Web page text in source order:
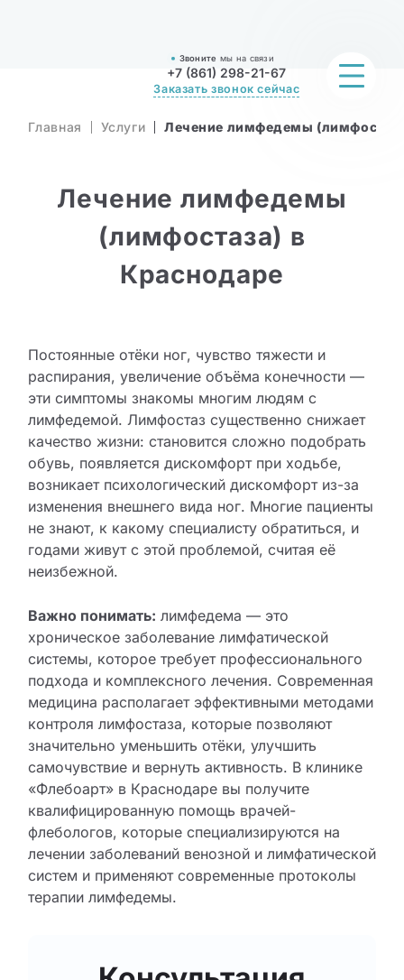
Звоните мы на связи
+7 (861) 298-21-67
Заказать звонок сейчас
Услуги
О компании
До / После
Отзывы
Статьи
Контакты
Главная Услуги Лечение лимфедемы
Лечение лимфедемы
(лимфостаза) в
Краснодаре
Постоянные отёки ног, чувство тяжести и
распирания, увеличение объёма конечности —
эти симптомы знакомы многим людям с
лимфедемой. Лимфостаз существенно снижает
качество жизни: становится сложно подобрать
обувь, появляется дискомфорт при ходьбе,
возникает психологический дискомфорт из-за
изменения внешнего вида ног. Многие пациенты
не знают, к какому специалисту обратиться, и
годами живут с этой проблемой, считая её
неизбежной.
Важно понимать: лимфедема — это
хроническое заболевание лимфатической
системы, которое требует профессионального
подхода и комплексного лечения. Современная
медицина располагает эффективными методами
контроля лимфостаза, которые позволяют
значительно уменьшить отёки, улучшить
самочувствие и вернуть активность. В клинике
«Флебоарт» в Краснодаре вы получите
квалифицированную помощь врачей-
флебологов, которые специализируются на
лечении заболеваний венозной и лимфатической
систем и применяют современные протоколы
терапии лимфедемы.